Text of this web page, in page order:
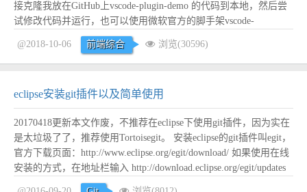
接克隆我放在GitHub上vscode-plugin-demo 的代码到本地，然后尝
试修改代码并运行，也可以使用微软官方的脚手架vscode-
generator-code来生成项目结构，脚手架的使用我们后面再来介绍，
先来熟悉一下项目结构。 HelloWorld项...
阅读全文
@2018-10-06 前端综合 浏览(30596)
eclipse安装git插件以及简单使用
20170418更新本文作废，不推荐在eclipse下使用git插件，因为实在
是太垃圾了了，推荐使用Tortoisegit。 安装eclipse的git插件叫egit，
官方下载页面：http://www.eclipse.org/egit/download/ 如果使用在线
安装的方式，在地址栏输入 http://download.eclipse.org/egit/updates
阅读全文